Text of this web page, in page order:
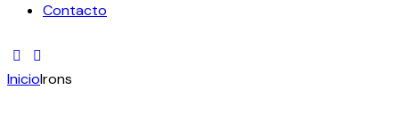
Contacto
InicioIrons